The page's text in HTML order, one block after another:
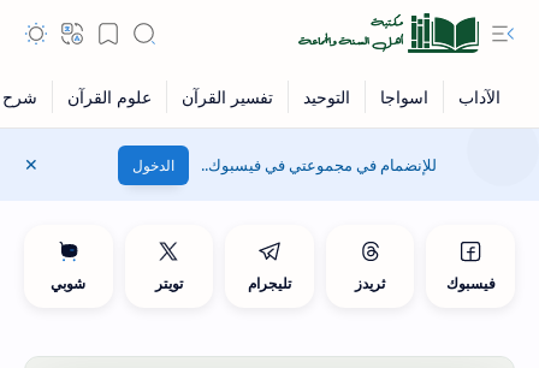
للإنضمام في مجموعتي في فيسبوك.. الدخول
فيسبوك ثريدز تليجرام تويتر شوبي